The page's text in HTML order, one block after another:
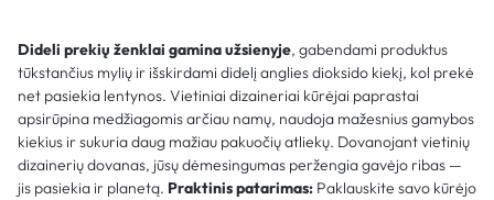
Dideli prekių ženklai gamina užsienyje, gabendami produktus
tūkstančius mylių ir išskirdami didelį anglies dioksido kiekį, kol prekė
net pasiekia lentynos. Vietiniai dizaineriai kūrėjai paprastai
apsirūpina medžiagomis arčiau namų, naudoja mažesnius gamybos
kiekius ir sukuria daug mažiau pakuočių atliekų. Dovanojant vietinių
dizainerių dovanas, jūsų dėmesingumas peržengia gavėjo ribas —
jis pasiekia ir planetą. Praktinis patarimas: Paklauskite savo kūrėjo